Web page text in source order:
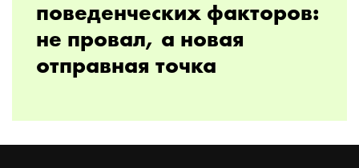
поведенческих факторов:
не провал, а новая
отправная точка